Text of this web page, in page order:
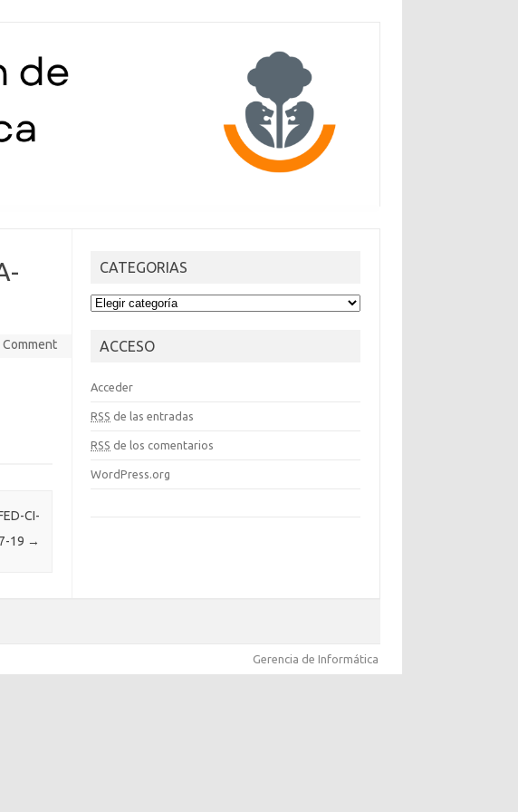
Comment
CI-
19 →
CATEGORIAS
CATEGORIAS
ACCESO
Acceder
RSS de las entradas
RSS de los comentarios
WordPress.org
Gerencia de Informática